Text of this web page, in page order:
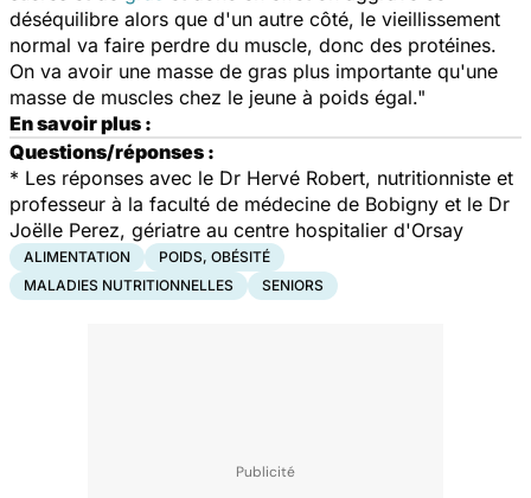
déséquilibre alors que d'un autre côté, le vieillissement
normal va faire perdre du muscle, donc des protéines.
On va avoir une masse de gras plus importante qu'une
masse de muscles chez le jeune à poids égal."
En savoir plus :
Questions/réponses :
* Les réponses avec le Dr Hervé Robert, nutritionniste et
professeur à la faculté de médecine de Bobigny et le Dr
Joëlle Perez, gériatre au centre hospitalier d'Orsay
ALIMENTATION
POIDS, OBÉSITÉ
MALADIES NUTRITIONNELLES
SENIORS